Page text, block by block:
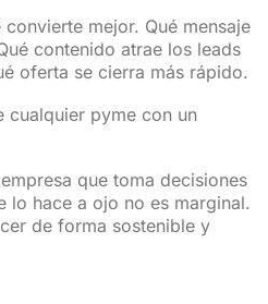
mejor. Qué mensaje
contenido atrae los leads
oferta se cierra más rápido.
cualquier pyme con un
que toma decisiones
lo hace a ojo no es marginal.
de forma sostenible y